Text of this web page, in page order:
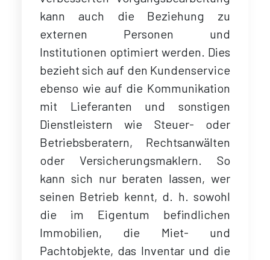
kann auch die Beziehung zu
externen Personen und
Institutionen optimiert werden. Dies
bezieht sich auf den Kundenservice
ebenso wie auf die Kommunikation
mit Lieferanten und sonstigen
Dienstleistern wie Steuer- oder
Betriebsberatern, Rechtsanwälten
oder Versicherungsmaklern. So
kann sich nur beraten lassen, wer
seinen Betrieb kennt, d. h. sowohl
die im Eigentum befindlichen
Immobilien, die Miet- und
Pachtobjekte, das Inventar und die